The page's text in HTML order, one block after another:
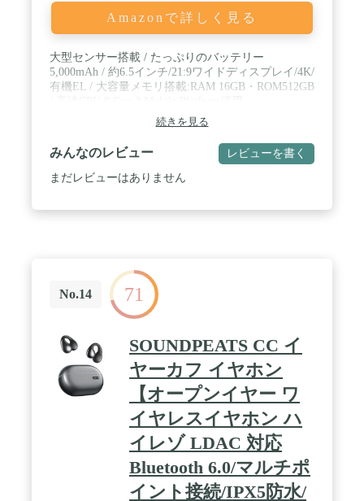
15につないで充電することもできます。 / 命を守る
ために設計された安全機能 — 衝突事故検出を搭載
したiPhoneは自動車での重大な衝突事故を認識し、
あなたが電話をかけられない場合、代わりに救助を
要請します。 / 地球と、あなたと、みんなのために
— iPhoneは、あなたが自分のデータを管理できるよ
うにするプライバシー保護機能を搭載しています。
再生素材を使用。誰もがiPhoneを一段と簡単に使え
保証付き — すべてのiPhoneには、製品購入後1年間
カルサポートがついています。
Amazonで詳しく見る
大型センサー搭載 / たっぷりのバッテリー
5,000mAh / 約6.5インチ/21:9ワイドディスプレイ/4K/
有機EL / 大容量メモリ搭載:RAM 16GB・ROM512GB
続きを見る
みんなのレビュー レビューを書く
まだレビューはありません
No.14 71
SOUNDPEATS CC イ
ヤーカフ イヤホン
【オープンイヤー ワ
イヤレスイヤホン ハ
イレゾ LDAC 対応
Bluetooth 6.0/マルチポ
イント接続/IPX5防水/